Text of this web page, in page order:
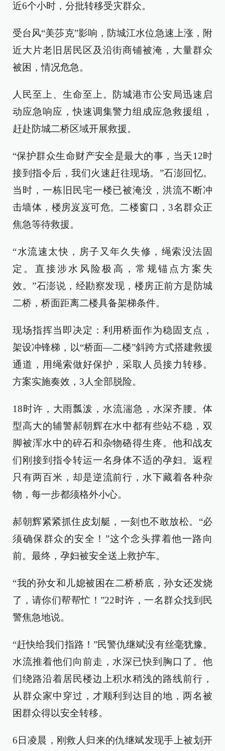
近6个小时，分批转移受灾群众。
受台风“美莎克”影响，防城江水位急速上涨，附
近大片老旧居民区及沿街商铺被淹，大量群众
被困，情况危急。
人民至上、生命至上。防城港市公安局迅速启
动应急响应，快速调集警力组成应急救援组，
赶赴防城二桥区域开展救援。
“保护群众生命财产安全是最大的事，当天12时
接到指令后，我们火速赶往现场。”石澎回忆。
当时，一栋旧民宅一楼已被淹没，洪流不断冲
击墙体，楼房岌岌可危。二楼窗口，3名群众正
焦急等待救援。
“水流速太快，房子又年久失修，绳索没法固
定。直接涉水风险极高，常规锚点方案失
效。”石澎说，经勘察发现，楼房正前方是防城
二桥，桥面距离二楼具备架梯条件。
现场指挥当即决定：利用桥面作为稳固支点，
架设冲锋梯，以“桥面—二楼”斜跨方式搭建救援
通道，用绳索做好保护，采取人员接力转移。
方案实施奏效，3人全部脱险。
18时许，大雨瓢泼，水流湍急，水深齐腰。体
型高大的辅警郝朝辉在水中都有些站不稳，双
脚被浑水中的碎石和杂物硌得生疼。他和战友
们刚接到指令转运一名身体不适的孕妇。返程
只有两百米，却是逆流前行，水下藏着各种杂
物，每一步都须格外小心。
郝朝辉紧紧抓住皮划艇，一刻也不敢放松。“必
须确保群众的安全！”这个念头撑着他一路向
前。最终，孕妇被安全送上救护车。
“我的孙女和儿媳被困在二桥桥底，孙女还发烧
了，请你们帮帮忙！”22时许，一名群众找到民
警焦急地说。
“赶快给我们指路！”民警仇继斌没有丝毫犹豫。
水流推着他们向前走，水深已快到胸口了。他
们绕路沿着居民楼边上积水稍浅的路线前行，
从群众家中穿过，才顺利到达目的地，两名被
困群众得以安全转移。
6日凌晨，刚救人归来的仇继斌发现手上被划开